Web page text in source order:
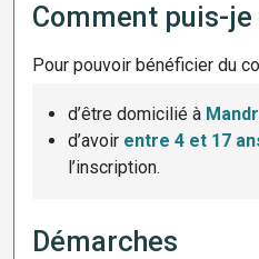
Comment puis-
Pour pouvoir bénéficier du
d’être domicilié à
d’avoir entre 4 et 17
l’inscription.
Démarches